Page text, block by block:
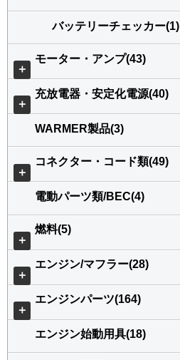
バッテリーチェッカー(1)
＋
モーター・アンプ(43)
＋
充放電器・安定化電源(40)
WARMER製品(3)
＋
コネクター・コード類(49)
電動パーツ類/BEC(4)
＋
燃料(5)
＋
エンジン/マフラー(28)
＋
エンジンパーツ(164)
エンジン始動用具(18)